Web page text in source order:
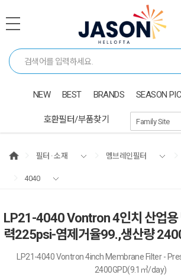
NEW BEST BRANDS SEASON
호환필터/부품찾기
필터 · 소재 멤브레인필터
4040
LP21-4040 Vontron 4인치 산업용
력225psi-염제거율99.,생산량
LP21-4040 Vontron 4inch Membrane Filter -
2400GPD(9.1㎥/day)